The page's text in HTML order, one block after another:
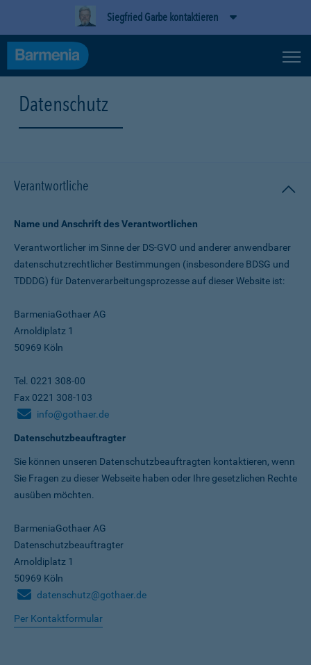
Siegfried Garbe kontaktieren
Datenschutz
Verantwortliche
Name und Anschrift des Verantwortlichen
Verantwortlicher im Sinne der DS-GVO und anderer anwendbarer
datenschutz­rechtlicher Bestimmungen (insbesondere BDSG und
TDDDG) für Daten­verarbeitungs­prozesse auf dieser Website ist:
BarmeniaGothaer AG
Arnoldiplatz 1
50969 Köln
Tel. 0221 308-00
Fax 0221 308-103
info@gothaer.de
Datenschutzbeauftragter
Sie können unseren Datenschutz­beauftragten kontaktieren, wenn
Sie Fragen zu dieser Webseite haben oder Ihre gesetzlichen Rechte
ausüben möchten.
BarmeniaGothaer AG
Datenschutzbeauftragter
Arnoldiplatz 1
50969 Köln
datenschutz@gothaer.de
Per Kontaktformular